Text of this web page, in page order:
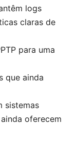
logs
claras de
para uma
que ainda
sistemas
oferecem